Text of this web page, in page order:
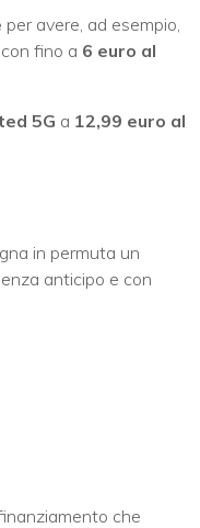
per avere, ad esempio,
con fino a 6 euro al
5G a 12,99 euro al
in permuta un
anticipo e con
che